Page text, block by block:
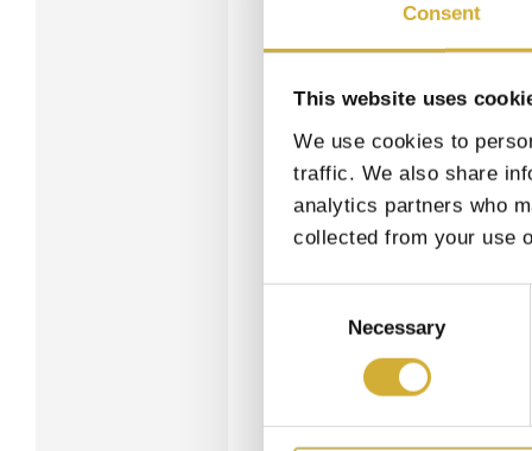
Consent
This website uses
We use cookies to
traffic. We also share
analytics partners who
collected from your use
Necessary